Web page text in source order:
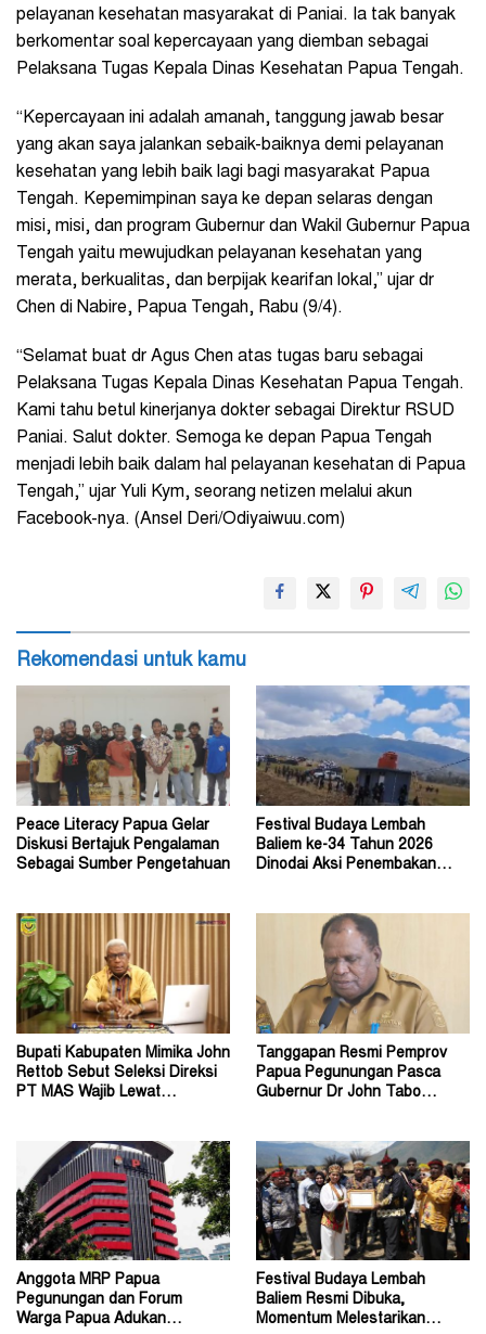
pelayanan kesehatan masyarakat di Paniai. Ia tak banyak
berkomentar soal kepercayaan yang diemban sebagai
Pelaksana Tugas Kepala Dinas Kesehatan Papua Tengah.
“Kepercayaan ini adalah amanah, tanggung jawab besar
yang akan saya jalankan sebaik-baiknya demi pelayanan
kesehatan yang lebih baik lagi bagi masyarakat Papua
Tengah. Kepemimpinan saya ke depan selaras dengan
misi, misi, dan program Gubernur dan Wakil Gubernur Papua
Tengah yaitu mewujudkan pelayanan kesehatan yang
merata, berkualitas, dan berpijak kearifan lokal,” ujar dr
Chen di Nabire, Papua Tengah, Rabu (9/4).
“Selamat buat dr Agus Chen atas tugas baru sebagai
Pelaksana Tugas Kepala Dinas Kesehatan Papua Tengah.
Kami tahu betul kinerjanya dokter sebagai Direktur RSUD
Paniai. Salut dokter. Semoga ke depan Papua Tengah
menjadi lebih baik dalam hal pelayanan kesehatan di Papua
Tengah,” ujar Yuli Kym, seorang netizen melalui akun
Facebook-nya. (Ansel Deri/Odiyaiwuu.com)
Rekomendasi untuk kamu
Peace Literacy Papua Gelar
Diskusi Bertajuk Pengalaman
Sebagai Sumber Pengetahuan
Festival Budaya Lembah
Baliem ke-34 Tahun 2026
Dinodai Aksi Penembakan
Bupati Kabupaten Mimika John
Rettob Sebut Seleksi Direksi
PT MAS Wajib Lewat
Tanggapan Resmi Pemprov
Papua Pegunungan Pasca
Gubernur Dr John Tabo
Anggota MRP Papua
Pegunungan dan Forum
Warga Papua Adukan
Festival Budaya Lembah
Baliem Resmi Dibuka,
Momentum Melestarikan